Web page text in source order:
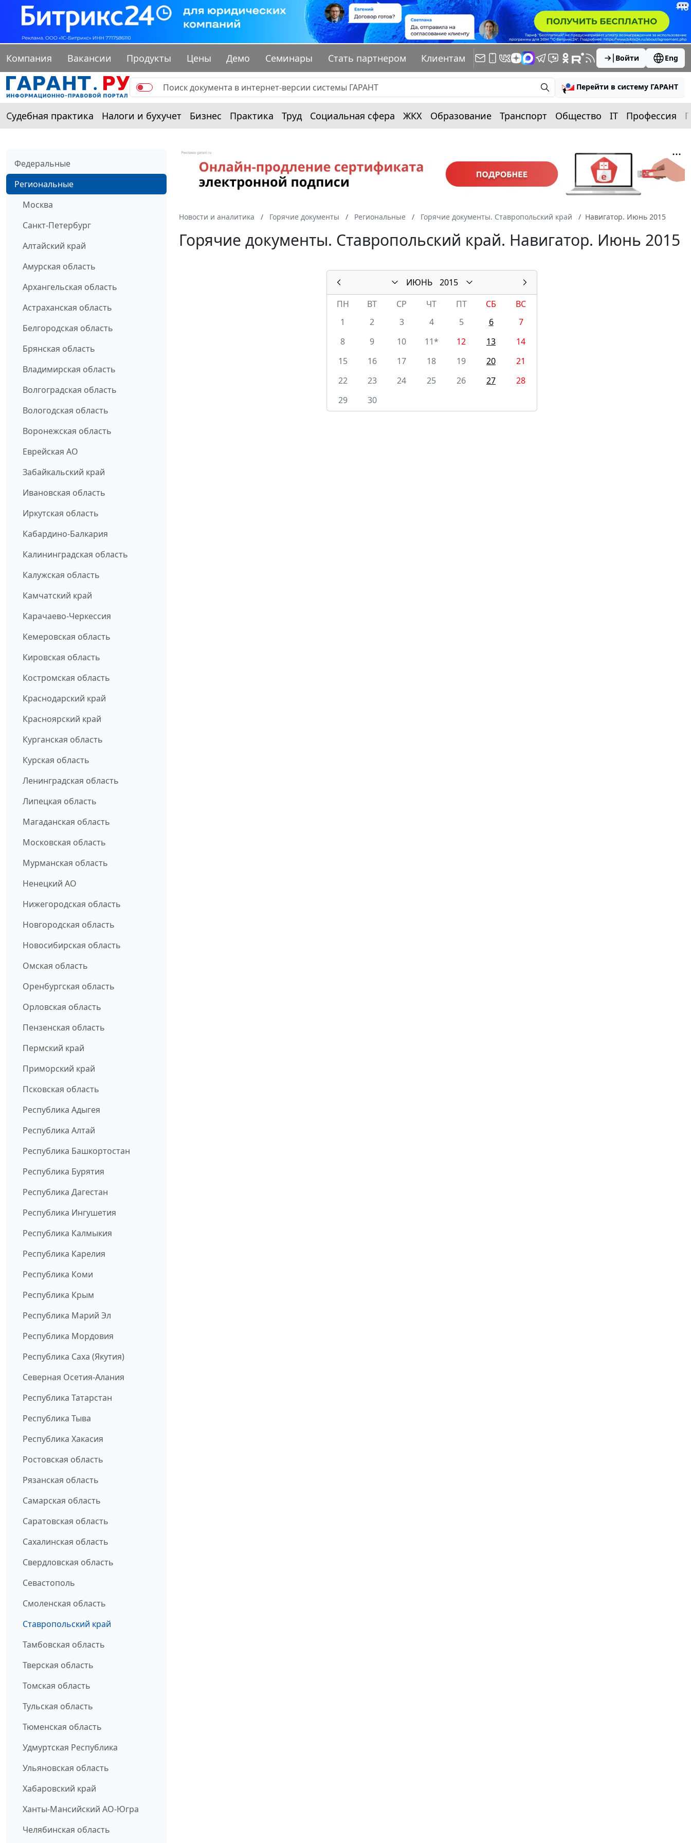
Компания Вакансии Продукты Цены Демо Семинары Стать партнером Клиентам Войти Eng
Перейти в систему ГАРАНТ
Судебная практика Налоги и бухучет Бизнес Практика Труд Социальная сфера ЖКХ Образование Транспорт Общество IT Профессия
Федеральные
Региональные
Москва
Санкт-Петербург
Алтайский край
Амурская область
Архангельская область
Астраханская область
Белгородская область
Брянская область
Владимирская область
Волгоградская область
Вологодская область
Воронежская область
Еврейская АО
Забайкальский край
Ивановская область
Иркутская область
Кабардино-Балкария
Калининградская область
Калужская область
Камчатский край
Карачаево-Черкессия
Кемеровская область
Кировская область
Костромская область
Краснодарский край
Красноярский край
Курганская область
Курская область
Ленинградская область
Липецкая область
Магаданская область
Московская область
Мурманская область
Ненецкий АО
Нижегородская область
Новгородская область
Новосибирская область
Омская область
Оренбургская область
Орловская область
Пензенская область
Пермский край
Приморский край
Псковская область
Республика Адыгея
Республика Алтай
Республика Башкортостан
Республика Бурятия
Республика Дагестан
Республика Ингушетия
Республика Калмыкия
Республика Карелия
Республика Коми
Республика Крым
Республика Марий Эл
Республика Мордовия
Республика Саха (Якутия)
Северная Осетия-Алания
Республика Татарстан
Республика Тыва
Республика Хакасия
Ростовская область
Рязанская область
Самарская область
Саратовская область
Сахалинская область
Свердловская область
Севастополь
Смоленская область
Ставропольский край
Тамбовская область
Тверская область
Томская область
Тульская область
Тюменская область
Удмуртская Республика
Ульяновская область
Хабаровский край
Ханты-Мансийский АО-Югра
Челябинская область
Новости и аналитика Горячие документы Региональные Горячие документы. Ставропольский край Навигатор. Июнь 2015
Горячие документы. Ставропольский край. Навигатор. Июнь 2015
ИЮНЬ
2015
ПН
ВТ СР ЧТ ПТ СБ
ВС
1
2 3 4 5 6
7
8
9 10 11* 12 13
14
15
16 17 18 19 20
21
22
23 24 25 26 27
28
29
30